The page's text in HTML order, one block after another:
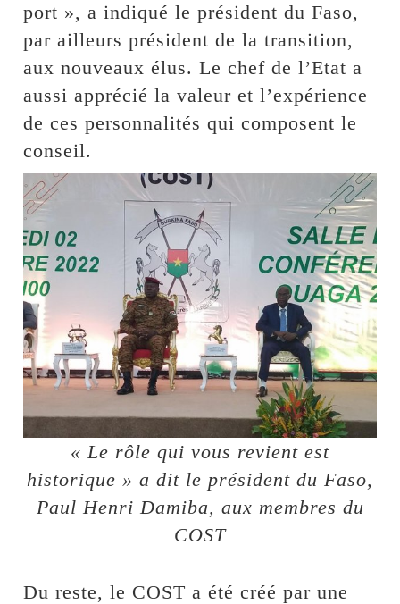
port », a indiqué le président du Faso,
par ailleurs président de la transition,
aux nouveaux élus. Le chef de l’Etat a
aussi apprécié la valeur et l’expérience
de ces personnalités qui composent le
conseil.
« Le rôle qui vous revient est
historique » a dit le président du Faso,
Paul Henri Damiba, aux membres du
COST
Du reste, le COST a été créé par une